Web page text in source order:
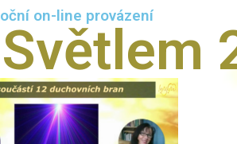
on-line provázení